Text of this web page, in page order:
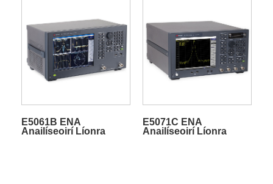
E5061B ENA
Anailíseoirí Líonra
E5071C ENA
Anailíseoirí Líonra